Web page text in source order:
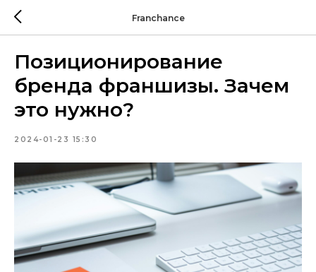
Franchance
Позиционирование
бренда франшизы. Зачем
это нужно?
2024-01-23 15:30